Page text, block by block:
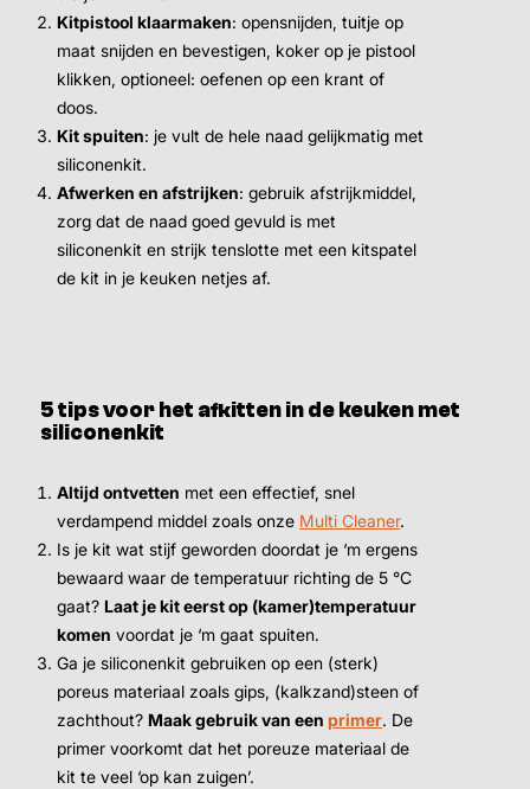
Kitpistool klaarmaken: opensnijden, tuitje op
maat snijden en bevestigen, koker op je pistool
klikken, optioneel: oefenen op een krant of
doos.
Kit spuiten: je vult de hele naad gelijkmatig met
siliconenkit.
Afwerken en afstrijken: gebruik afstrijkmiddel,
zorg dat de naad goed gevuld is met
siliconenkit en strijk tenslotte met een kitspatel
de kit in je keuken netjes af.
5 tips voor het afkitten in de keuken met
siliconenkit
Altijd ontvetten met een effectief, snel
verdampend middel zoals onze Multi Cleaner.
Is je kit wat stijf geworden doordat je ‘m ergens
bewaard waar de temperatuur richting de 5 °C
gaat?Laat je kit eerst op (kamer)temperatuur
komen voordat je ‘m gaat spuiten.
Ga je siliconenkit gebruiken op een (sterk)
poreus materiaal zoals gips, (kalkzand)steen of
zachthout?Maak gebruik van eenprimer. De
primer voorkomt dat het poreuze materiaal de
kit te veel ‘op kan zuigen’.